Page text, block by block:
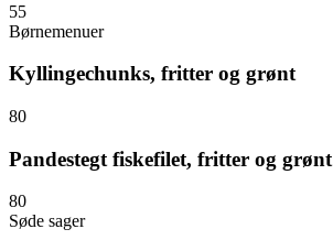
55
Børnemenuer
Kyllingechunks, fritter og grønt
80
Pandestegt fiskefilet, fritter og grønt
80
Søde sager